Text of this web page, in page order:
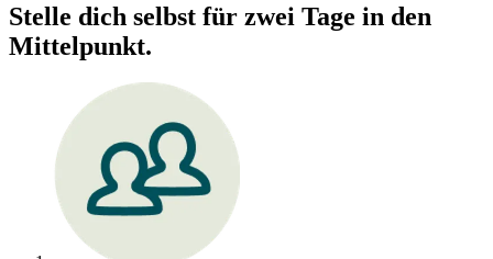
Stelle dich selbst für zwei Tage in den
Mittelpunkt.